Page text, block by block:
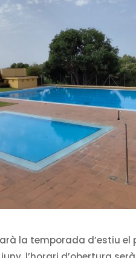
la temporada d’estiu el